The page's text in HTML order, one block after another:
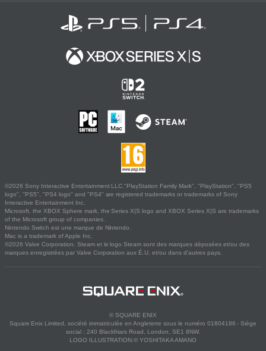
©2026 Sony Interactive Entertainment LLC."PlayStation Family Mark", "PlayStation", "PS5
logo", "PS5", "PS4 logo" and "PS4" are registered trademarks or trademarks of Sony
Interactive Entertainment Inc.
Microsoft, the XBOX Sphere mark, the Series X|S logo and XBOX Series X|S are trademarks
of the Microsoft group of companies.
Nintendo Switch est une marque de Nintendo.
Mac is a trademark of Apple Inc.
©2026 Valve Corporation. Steam et le logo Steam sont des marques déposées et/ou des
marques enregistrées par Valve Corporation aux É.U. et/ou dans d'autres pays.
© SQUARE ENIX
Square Enix Limited, société immatriculée en Angleterre sous le numéro 01804186 - Siège
social : 240 Blackfriars Road, London, SE1 8NW.
LOGO ILLUSTRATION:© YOSHITAKA AMANO